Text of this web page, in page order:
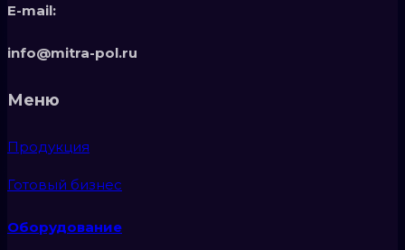
E-mail:
info@mitra-pol.ru
Меню
Продукция
Готовый бизнес
Оборудование